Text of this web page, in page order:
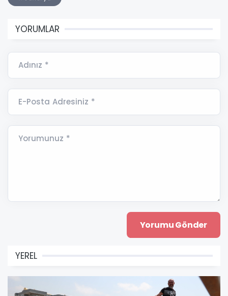
YORUMLAR
Adınız *
E-Posta Adresiniz *
Yorumunuz *
YEREL